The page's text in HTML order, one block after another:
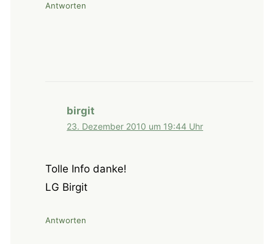
Antworten
birgit
23. Dezember 2010 um 19:44 Uhr
Tolle Info danke!
LG Birgit
Antworten